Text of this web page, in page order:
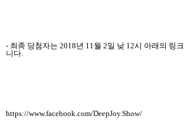
- 최종 당첨자는 2018년 11월 2일 낮 12시 아래의 링
니다.
https://www.facebook.com/DeepJoy.Show/